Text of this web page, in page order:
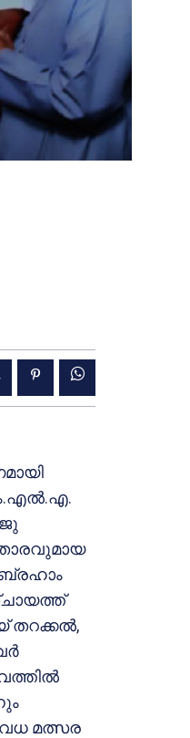
തറക്കല്‍,
മത്സര